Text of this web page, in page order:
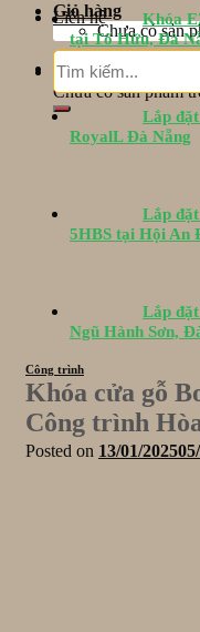
Giỏ hàng
Chưa có sản
Giỏ hàng
Chưa có sản phẩm
Liên hệ
Tìm
kiếm:
Khóa
tại Tố Hữu, Đà
Lắp
RoyalL Đà Nẵng
Lắp
5HBS tại Hội An
Lắp
Ngũ Hành Sơn,
Công trình
Khóa cửa gỗ
Công trình
Posted on 13/01/2025